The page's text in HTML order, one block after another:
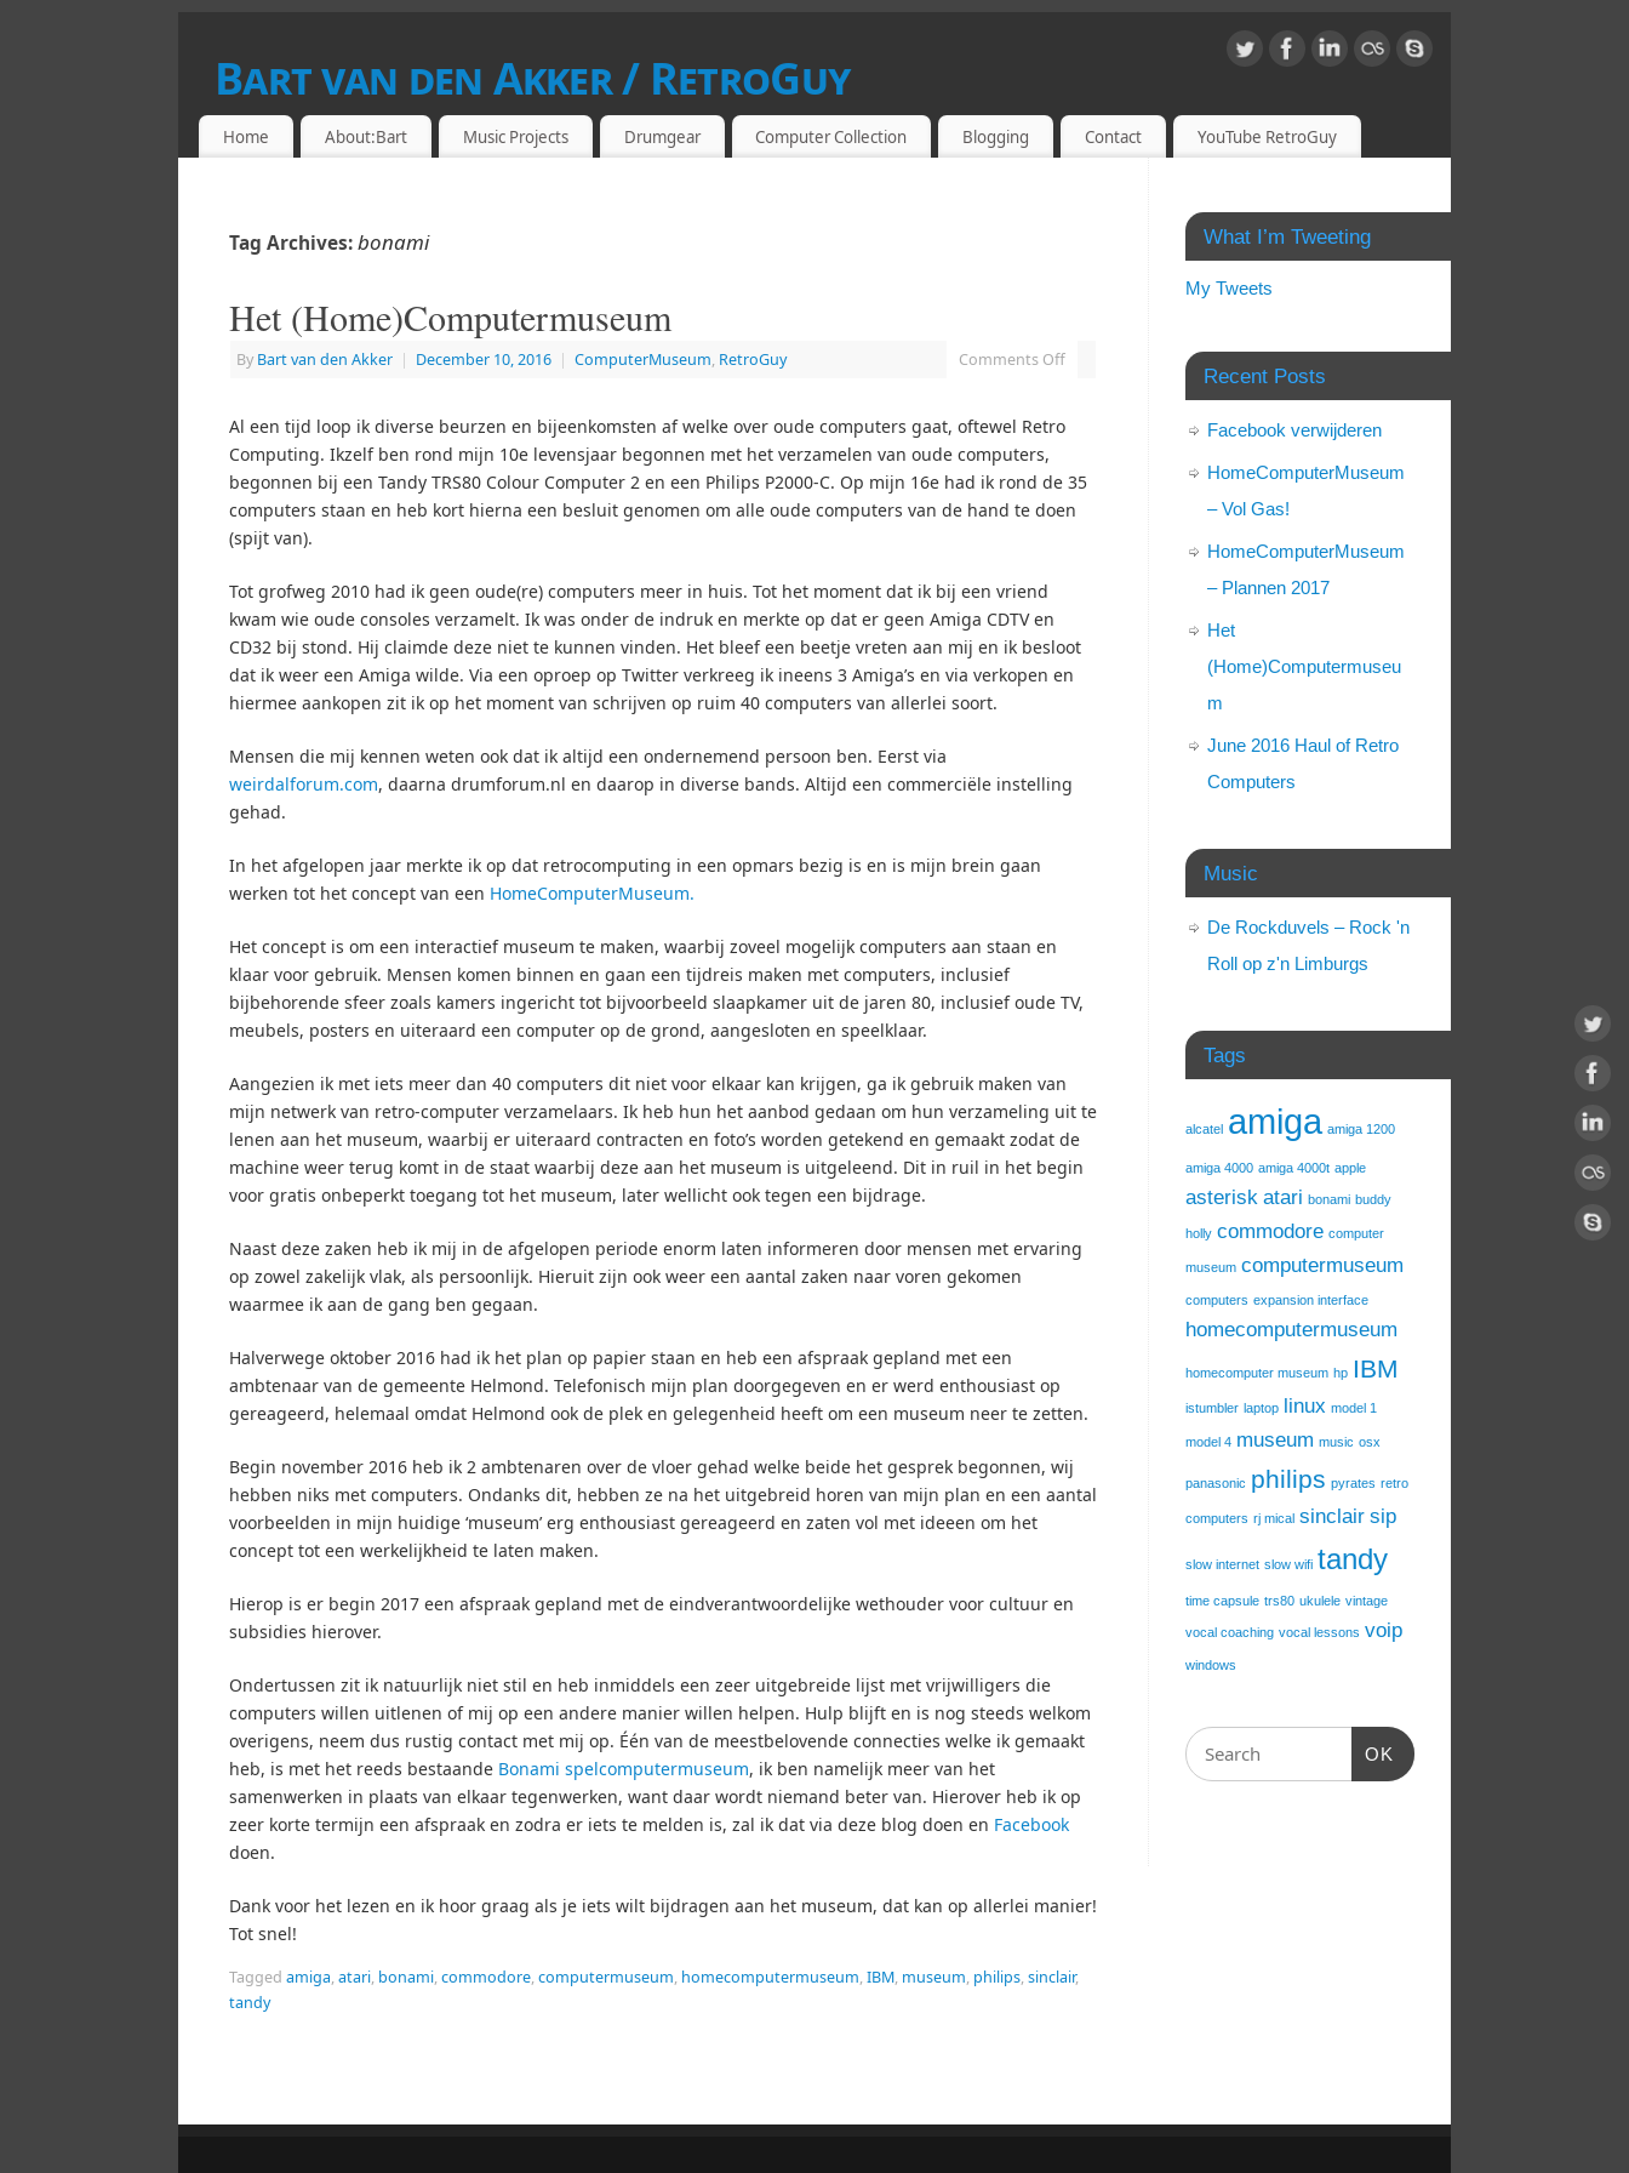
Bart van den Akker / RetroGuy
DRUMMER & RETROCOMPUTING ENTHUSIAST
Home About:Bart Music Projects Drumgear Computer Collection Blogging Contact YouTube RetroGuy
Tag Archives:bonami
Het (Home)Computermuseum
By Bart van den Akker | December 10, 2016 | ComputerMuseum, RetroGuy Comments Off
Al een tijd loop ik diverse beurzen en bijeenkomsten af welke over oude computers gaat, oftewel Retro
Computing. Ikzelf ben rond mijn 10e levensjaar begonnen met het verzamelen van oude computers,
begonnen bij een Tandy TRS80 Colour Computer 2 en een Philips P2000-C. Op mijn 16e had ik rond de 35
computers staan en heb kort hierna een besluit genomen om alle oude computers van de hand te doen
(spijt van).
Tot grofweg 2010 had ik geen oude(re) computers meer in huis. Tot het moment dat ik bij een vriend
kwam wie oude consoles verzamelt. Ik was onder de indruk en merkte op dat er geen Amiga CDTV en
CD32 bij stond. Hij claimde deze niet te kunnen vinden. Het bleef een beetje vreten aan mij en ik besloot
dat ik weer een Amiga wilde. Via een oproep op Twitter verkreeg ik ineens 3 Amiga’s en via verkopen en
hiermee aankopen zit ik op het moment van schrijven op ruim 40 computers van allerlei soort.
Mensen die mij kennen weten ook dat ik altijd een ondernemend persoon ben. Eerst via
weirdalforum.com, daarna drumforum.nl en daarop in diverse bands. Altijd een commerciële instelling
gehad.
In het afgelopen jaar merkte ik op dat retrocomputing in een opmars bezig is en is mijn brein gaan
werken tot het concept van een HomeComputerMuseum.
Het concept is om een interactief museum te maken, waarbij zoveel mogelijk computers aan staan en
klaar voor gebruik. Mensen komen binnen en gaan een tijdreis maken met computers, inclusief
bijbehorende sfeer zoals kamers ingericht tot bijvoorbeeld slaapkamer uit de jaren 80, inclusief oude TV,
meubels, posters en uiteraard een computer op de grond, aangesloten en speelklaar.
Aangezien ik met iets meer dan 40 computers dit niet voor elkaar kan krijgen, ga ik gebruik maken van
mijn netwerk van retro-computer verzamelaars. Ik heb hun het aanbod gedaan om hun verzameling uit te
lenen aan het museum, waarbij er uiteraard contracten en foto’s worden getekend en gemaakt zodat de
machine weer terug komt in de staat waarbij deze aan het museum is uitgeleend. Dit in ruil in het begin
voor gratis onbeperkt toegang tot het museum, later wellicht ook tegen een bijdrage.
Naast deze zaken heb ik mij in de afgelopen periode enorm laten informeren door mensen met ervaring
op zowel zakelijk vlak, als persoonlijk. Hieruit zijn ook weer een aantal zaken naar voren gekomen
waarmee ik aan de gang ben gegaan.
Halverwege oktober 2016 had ik het plan op papier staan en heb een afspraak gepland met een
ambtenaar van de gemeente Helmond. Telefonisch mijn plan doorgegeven en er werd enthousiast op
gereageerd, helemaal omdat Helmond ook de plek en gelegenheid heeft om een museum neer te zetten.
Begin november 2016 heb ik 2 ambtenaren over de vloer gehad welke beide het gesprek begonnen, wij
hebben niks met computers. Ondanks dit, hebben ze na het uitgebreid horen van mijn plan en een aantal
voorbeelden in mijn huidige ‘museum’ erg enthousiast gereageerd en zaten vol met ideeen om het
concept tot een werkelijkheid te laten maken.
Hierop is er begin 2017 een afspraak gepland met de eindverantwoordelijke wethouder voor cultuur en
subsidies hierover.
Ondertussen zit ik natuurlijk niet stil en heb inmiddels een zeer uitgebreide lijst met vrijwilligers die
computers willen uitlenen of mij op een andere manier willen helpen. Hulp blijft en is nog steeds welkom
overigens, neem dus rustig contact met mij op. Één van de meestbelovende connecties welke ik gemaakt
heb, is met het reeds bestaande Bonami spelcomputermuseum, ik ben namelijk meer van het
samenwerken in plaats van elkaar tegenwerken, want daar wordt niemand beter van. Hierover heb ik op
zeer korte termijn een afspraak en zodra er iets te melden is, zal ik dat via deze blog doen en Facebook
doen.
Dank voor het lezen en ik hoor graag als je iets wilt bijdragen aan het museum, dat kan op allerlei manier!
Tot snel!
Tagged amiga,atari, bonami,commodore,computermuseum, homecomputermuseum,IBM, museum, philips,sinclair,
tandy
What I’m Tweeting
My Tweets
Recent Posts
Facebook verwijderen
HomeComputerMuseum
– Vol Gas!
HomeComputerMuseum
– Plannen 2017
Het
(Home)Computermuseu
m
June 2016 Haul of Retro
Computers
Music
De Rockduvels – Rock 'n
Roll op z'n Limburgs
Tags
alcatel amiga amiga 1200
amiga 4000 amiga 4000t apple
asterisk atari bonami buddy
holly commodore computer
museum computermuseum
computers expansion interface
homecomputermuseum
homecomputer museum hp IBM
istumbler laptop linux model 1
model 4 museum music osx
panasonic philips pyrates retro
computers rj mical sinclair sip
slow internet slow wifi tandy
time capsule trs80 ukulele vintage
vocal coaching vocal lessons voip
windows
OK